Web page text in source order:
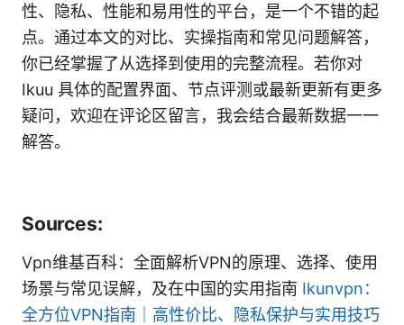
性、隐私、性能和易用性的平台，是一个不错的起
点。通过本文的对比、实操指南和常见问题解答，
你已经掌握了从选择到使用的完整流程。若你对
Ikuu 具体的配置界面、节点评测或最新更新有更多
疑问，欢迎在评论区留言，我会结合最新数据一一
解答。
Sources:
Vpn维基百科：全面解析VPN的原理、选择、使用
场景与常见误解，及在中国的实用指南 Ikunvpn：
全方位VPN指南｜高性价比、隐私保护与实用技巧